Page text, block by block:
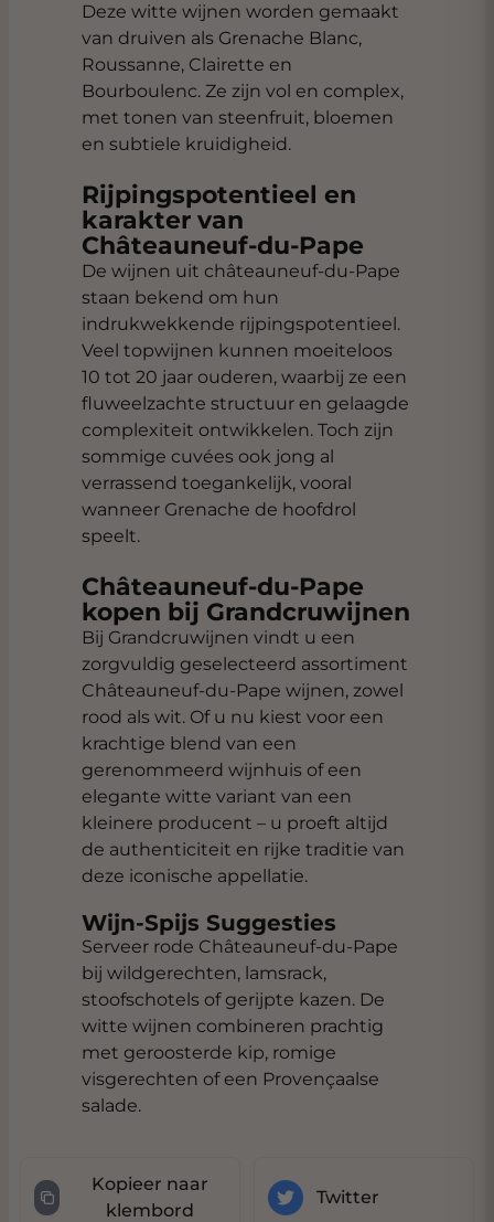
Deze witte wijnen worden gemaakt
van druiven als Grenache Blanc,
Roussanne, Clairette en
Bourboulenc. Ze zijn vol en complex,
met tonen van steenfruit, bloemen
en subtiele kruidigheid.
Rijpingspotentieel en
karakter van
Châteauneuf-du-Pape
De wijnen uit châteauneuf-du-Pape
staan bekend om hun
indrukwekkende rijpingspotentieel.
Veel topwijnen kunnen moeiteloos
10 tot 20 jaar ouderen, waarbij ze een
fluweelzachte structuur en gelaagde
complexiteit ontwikkelen. Toch zijn
sommige cuvées ook jong al
verrassend toegankelijk, vooral
wanneer Grenache de hoofdrol
speelt.
Châteauneuf-du-Pape
kopen bij Grandcruwijnen
Bij Grandcruwijnen vindt u een
zorgvuldig geselecteerd assortiment
Châteauneuf-du-Pape wijnen, zowel
rood als wit. Of u nu kiest voor een
krachtige blend van een
gerenommeerd wijnhuis of een
elegante witte variant van een
kleinere producent – u proeft altijd
de authenticiteit en rijke traditie van
deze iconische appellatie.
Wijn-Spijs Suggesties
Serveer rode Châteauneuf-du-Pape
bij wildgerechten, lamsrack,
stoofschotels of gerijpte kazen. De
witte wijnen combineren prachtig
met geroosterde kip, romige
visgerechten of een Provençaalse
salade.
Kopieer naar
klembord
Twitter